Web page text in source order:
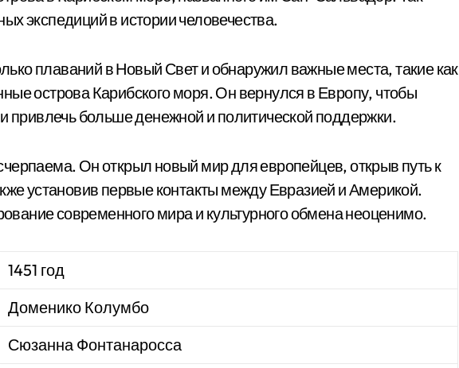
экспедиций в истории человечества.
плаваний в Новый Свет и обнаружил важные места, такие как
острова Карибского моря. Он вернулся в Европу, чтобы
и привлечь больше денежной и политической поддержки.
Он открыл новый мир для европейцев, открыв путь к
установив первые контакты между Евразией и Америкой.
современного мира и культурного обмена неоценимо.
1451 год
Доменико Колумбо
Сюзанна Фонтанаросса